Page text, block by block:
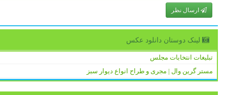
ارسال نظر
لینک دوستان دانلود عكس
تبلیغات انتخابات مجلس
مستر گرین وال | مجری و طراح انواع دیوار سبز